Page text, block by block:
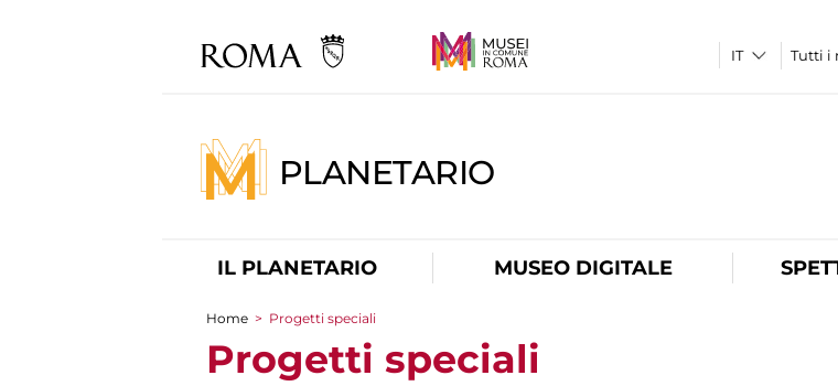
Tutti i
PLANETARIO
IL PLANETARIO MUSEO DIGITALE
Tu sei qui
Home > Progetti speciali
Progetti speciali